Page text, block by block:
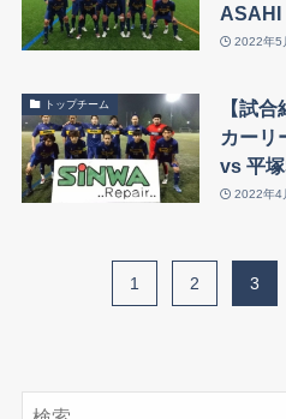
ASAHI
2022年5
トップチーム
【試
カーリ
vs 平
2022年4
1 2 3